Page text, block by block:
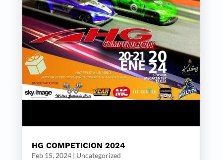
HG COMPETICION 2024
Feb 15, 2024| Uncategorized